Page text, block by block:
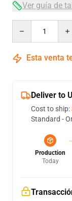
Ver guía de
Esta venta
Deliver to
Cost to ship:
Standard -
Production
Today